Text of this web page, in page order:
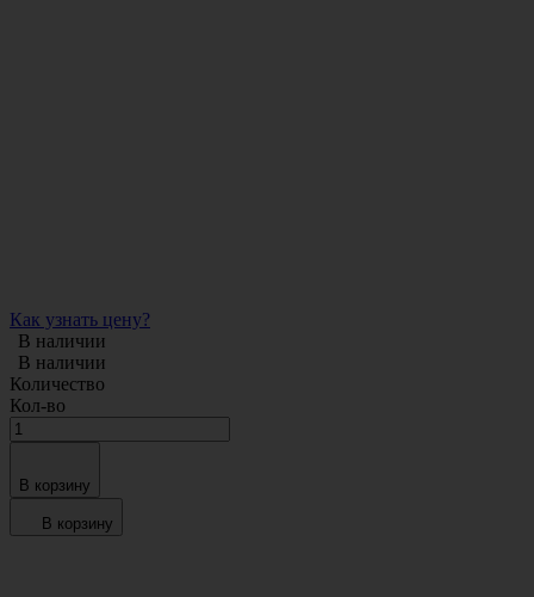
Как узнать цену?
В наличии
В наличии
Количество
Кол-во
В корзину
В корзину